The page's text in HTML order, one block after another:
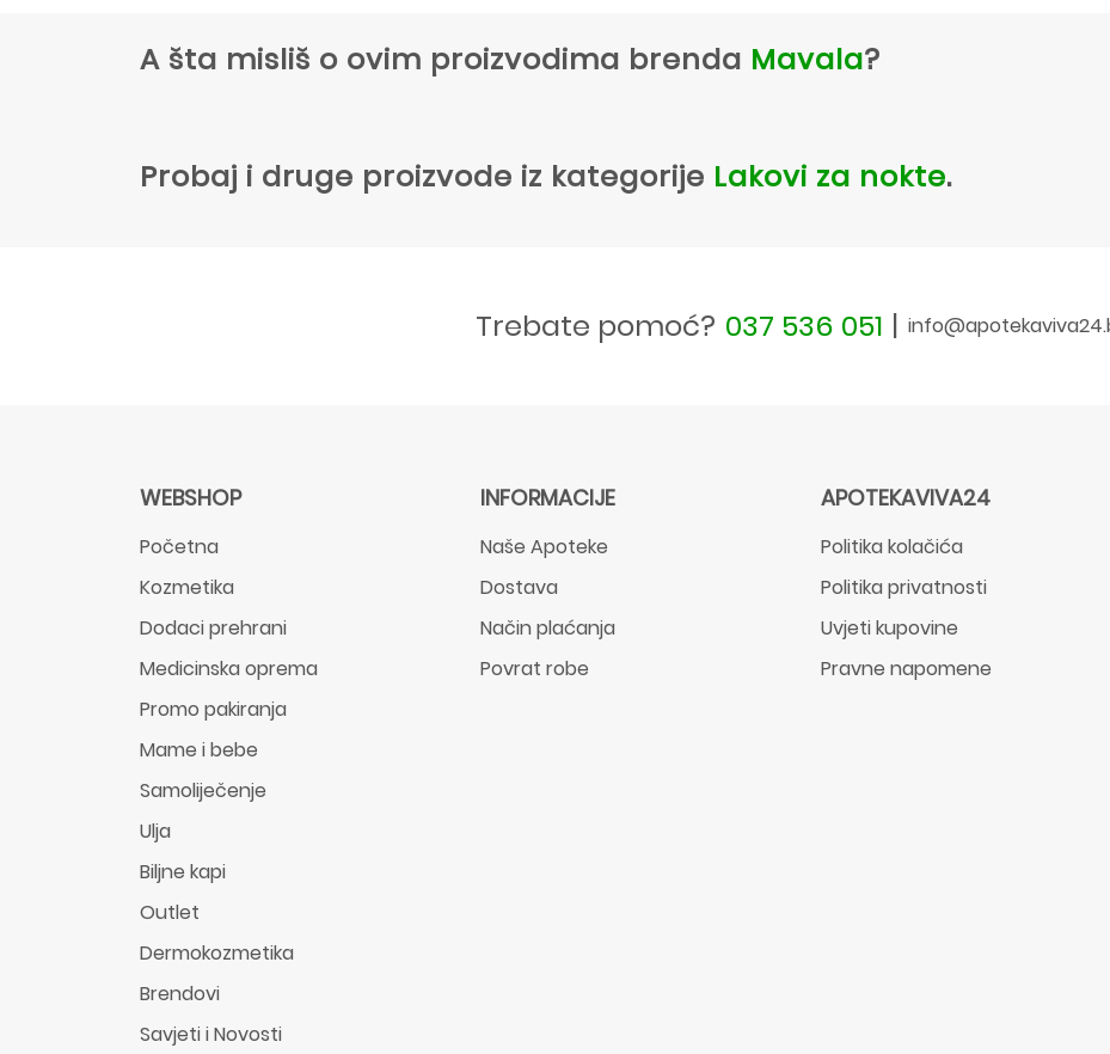
A šta misliš o ovim proizvodima brenda Mavala?
Probaj i druge proizvode iz kategorije Lakovi za nokte.
Trebate pomoć? 037 536 051 |
WEBSHOP
Početna
Kozmetika
Dodaci prehrani
Medicinska oprema
Promo pakiranja
Mame i bebe
Samoliječenje
Ulja
Biljne kapi
Outlet
Dermokozmetika
Brendovi
Savjeti i Novosti
INFORMACIJE
Naše Apoteke
Dostava
Način plaćanja
Povrat robe
APOTEKAVIVA24
Politika kolačića
Politika privatnosti
Uvjeti kupovine
Pravne napomene